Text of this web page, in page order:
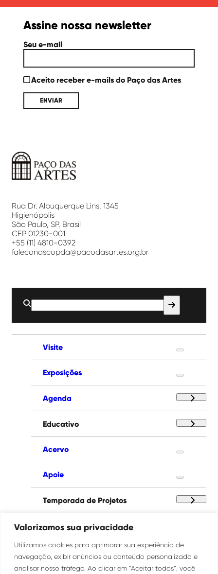
Valorizamos sua privacidade
Utilizamos cookies para aprimorar sua experiência de
navegação, exibir anúncios ou conteúdo personalizado e
analisar nosso tráfego. Ao clicar em “Aceitar todos”, você
Assine nossa newsletter
Seu e-mail
Aceito receber e-mails do Paço das Artes
Artes
Rua Dr. Albuquerque Lins, 1345
Higienópolis
São Paulo, SP, Brasil
CEP 01230-001
+55 (11) 4810-0392
faleconoscopda@pacodasartes.org.br
Buscar
por:
Visite
Exposições
Agenda
Educativo
Acervo
Apoie
Temporada de Projetos
Paço das Artes
Institucional